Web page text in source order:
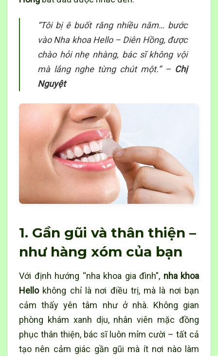
“Tôi bị ê buốt răng nhiều năm… bước
vào Nha khoa Hello – Diên Hồng, được
chào hỏi nhẹ nhàng, bác sĩ không vội
mà lắng nghe từng chút một.” – Chị
Nguyệt
1. Gần gũi và thân thiện –
như hàng xóm của bạn
Với định hướng “nha khoa gia đình”, nha khoa
Hellokhông chỉ là nơi điều trị, mà là nơi bạn
cảm thấy yên tâm như ở nhà. Không gian
phòng khám xanh dịu, nhân viên mặc đồng
phục thân thiện, bác sĩ luôn mỉm cười – tất cả
tạo nên cảm giác gần gũi mà ít nơi nào làm